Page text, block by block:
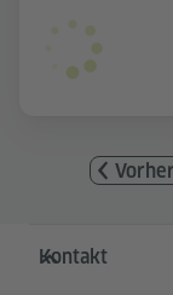
Service- und
Kontakt